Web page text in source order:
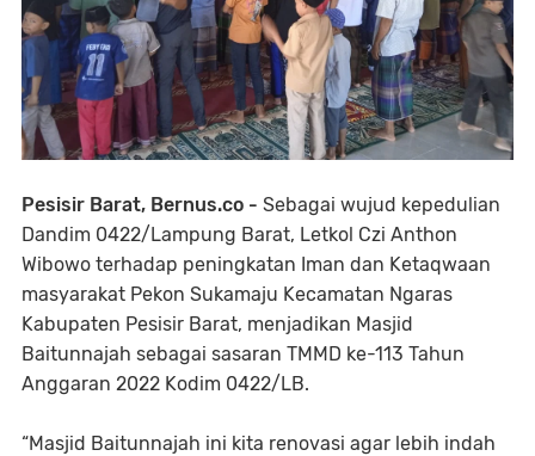
Pesisir Barat, Bernus.co - Sebagai wujud kepedulian
Dandim 0422/Lampung Barat, Letkol Czi Anthon
Wibowo terhadap peningkatan Iman dan Ketaqwaan
masyarakat Pekon Sukamaju Kecamatan Ngaras
Kabupaten Pesisir Barat, menjadikan Masjid
Baitunnajah sebagai sasaran TMMD ke-113 Tahun
Anggaran 2022 Kodim 0422/LB.
“Masjid Baitunnajah ini kita renovasi agar lebih indah